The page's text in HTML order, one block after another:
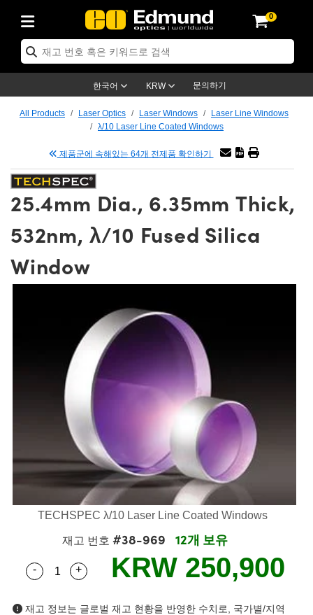
0
한국어 KRW 문의하기
Optics
Components
Sputtering) Coated Optics
Elements (DOE)
Optics
Expanders
Assemblies
System
and Breadboards
and Slides
Objectives
Objectives
Stage Micrometers
and Couplers
and Electronics
Lenses
Magnification Lenses
Objectives
Cameras
Cameras
Cameras
Labs Cameras™
and Optomechanics
Interface Cameras
이트 & 조명
Accessories
Targets
Targets
Level Test Targets
& Detection
Solutions
Components
and Detection
& Production
Tools
Products
Accessories
는 제품생산
By Application
Imaging
Imaging
Processing
Tomography
By Brand
Development Systems
Optical Company
Products
신제품
Lenses
Products
Lenses
and Detection
and Production
Products
Lenses
and Detection
and Production
All Products Laser Optics Laser Windows
Laser Line Windows
λ/10 Laser Line Coated Windows
제품군에 속해있는 64개 전제품 확인하기
25.4mm Dia., 6.35mm Thick,
532nm, λ/10 Fused Silica
Window
TECHSPEC λ/10 Laser Line Coated Windows
재고 번호 #38-969 12개 보유
Quantity Selector
- Use the plus and minus buttons to adjust the
+ KRW 250,900
재고 정보는 글로벌 재고 현황을 반영한 수치로, 국가별/지역